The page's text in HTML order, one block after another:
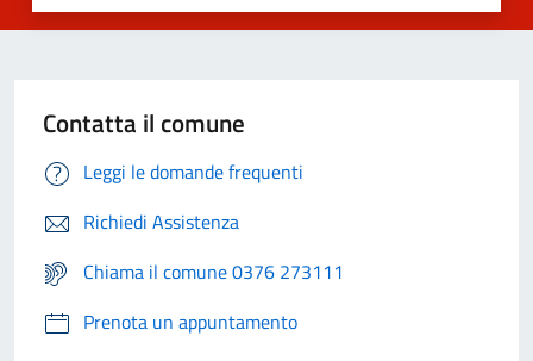
Contatta il comune
Leggi le domande frequenti
Richiedi Assistenza
Chiama il comune 0376 273111
Prenota un appuntamento